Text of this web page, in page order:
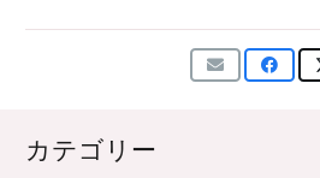
カテゴリー